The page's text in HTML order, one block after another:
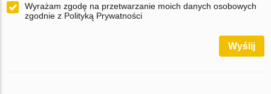
Wyrażam zgodę na przetwarzanie moich danych osobowych
zgodnie z Polityką Prywatności
Wyślij